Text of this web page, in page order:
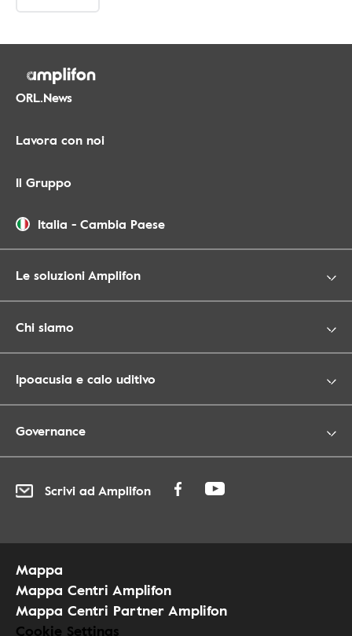
ORL.News
Lavora con noi
Il Gruppo
Italia - Cambia Paese
Le soluzioni Amplifon
Chi siamo
Ipoacusia e calo uditivo
Governance
Scrivi ad Amplifon
Mappa
Mappa Centri Amplifon
Mappa Centri Partner Amplifon
Cookie Settings